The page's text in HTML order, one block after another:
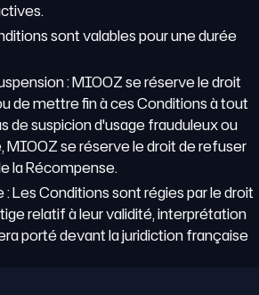
sont valables pour une durée
: MIOOZ se réserve le droit
de mettre fin à ces Conditions à tout
de suspicion d'usage frauduleux ou
MIOOZ se réserve le droit de refuser
la Récompense.
: Les Conditions sont régies par le droit
relatif à leur validité, interprétation
porté devant la juridiction française